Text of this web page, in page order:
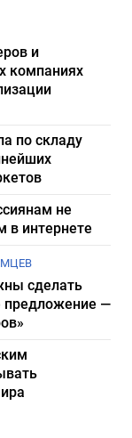
и
компаниях
по складу
не
в интернете
сделать
предложение —